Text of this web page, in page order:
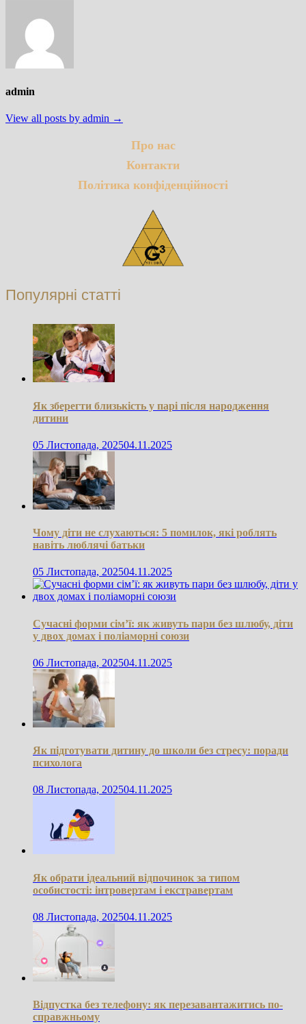
admin
View all posts by admin →
Про нас
Контакти
Політика конфіденційності
Популярні статті
Як зберегти близькість у парі після народження
дитини
05 Листопада, 202504.11.2025
Чому діти не слухаються: 5 помилок, які роблять
навіть люблячі батьки
05 Листопада, 202504.11.2025
Сучасні форми сім’ї: як живуть пари без шлюбу, діти
у двох домах і поліаморні союзи
06 Листопада, 202504.11.2025
Як підготувати дитину до школи без стресу: поради
психолога
08 Листопада, 202504.11.2025
Як обрати ідеальний відпочинок за типом
особистості: інтровертам і екстравертам
08 Листопада, 202504.11.2025
Відпустка без телефону: як перезавантажитись по-
справжньому